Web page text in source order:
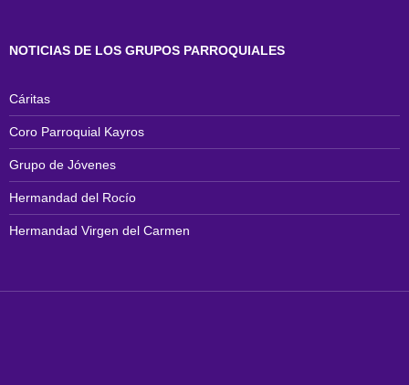
NOTICIAS DE LOS GRUPOS PARROQUIALES
Cáritas
Coro Parroquial Kayros
Grupo de Jóvenes
Hermandad del Rocío
Hermandad Virgen del Carmen